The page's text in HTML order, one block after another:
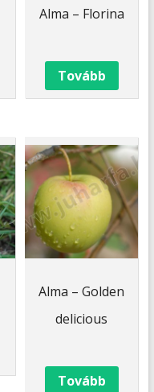
Alma – Florina
Tovább
Alma – Golden
delicious
Tovább